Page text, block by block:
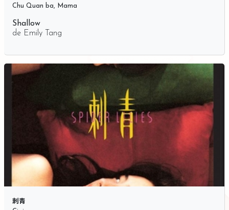
Chu Quan ba, Mama
Shallow
de Emily Tang
刺青